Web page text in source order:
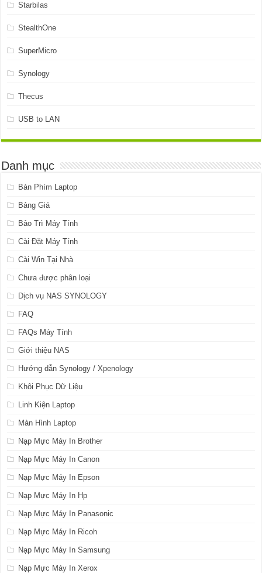
Starbilas
StealthOne
SuperMicro
Synology
Thecus
USB to LAN
Danh mục
Bàn Phím Laptop
Bảng Giá
Bảo Trì Máy Tính
Cài Đặt Máy Tính
Cài Win Tại Nhà
Chưa được phân loại
Dịch vụ NAS SYNOLOGY
FAQ
FAQs Máy Tính
Giới thiệu NAS
Hướng dẫn Synology / Xpenology
Khôi Phục Dữ Liệu
Linh Kiện Laptop
Màn Hình Laptop
Nạp Mực Máy In Brother
Nạp Mực Máy In Canon
Nạp Mực Máy In Epson
Nạp Mực Máy In Hp
Nạp Mực Máy In Panasonic
Nạp Mực Máy In Ricoh
Nạp Mực Máy In Samsung
Nạp Mực Máy In Xerox